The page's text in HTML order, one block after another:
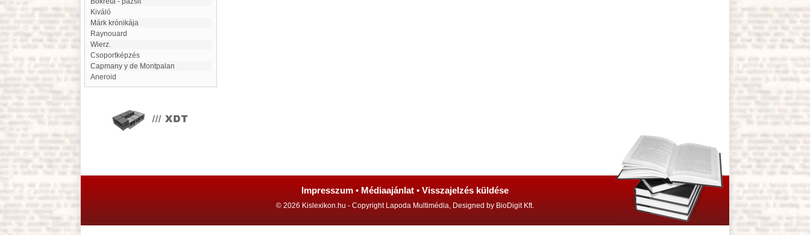
Kiváló
Márk krónikája
Raynouard
Wierz.
Csoportképzés
Capmany y de Montpalan
aneroid
Impresszum • Médiaajánlat • Visszajelzés küldése
© 2026 Kislexikon.hu - Copyright Lapoda Multimédia, Designed by BioDigit Kft.